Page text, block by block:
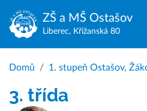
ZŠ a MŠ Ostašov
Liberec, Křižanská 80
Domů 1. stupeň Ostašov,
3. třída